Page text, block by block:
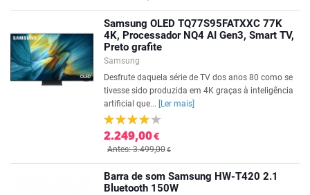
Samsung OLED TQ77S95FATXXC 77K
4K, Processador NQ4 AI Gen3, Smart TV,
Preto grafite
Samsung
Desfrute daquela série de TV dos anos 80 como se
tivesse sido produzida em 4K graças à inteligência
artificial que...
[Ler mais]
2.249,00€
Antes: 3.499,00€
Barra de som Samsung HW-T420 2.1
Bluetooth 150W